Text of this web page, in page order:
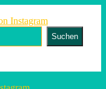
Suchen